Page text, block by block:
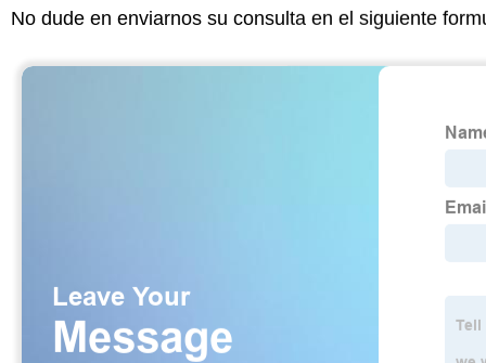
No dude en enviarnos su consulta en el siguiente